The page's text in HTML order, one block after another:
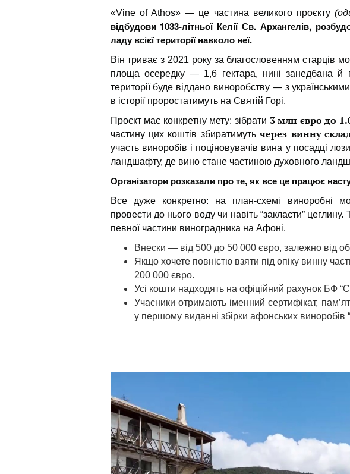
«Vine of Athos» — це частина великого проєкту
відбудови 1033-літньої Келії Св. Архангелів,
ладу всієї території навколо неї.
Він триває з 2021 року за благословенням старців
площа осередку — 1,6 гектара, нині занедбана й
території буде віддано виноробству — з
в історії проростатимуть на Святій Горі.
Проєкт має конкретну мету: зібрати 3 млн євро до
частину цих коштів збиратимутьчерез винну
участь виноробів і поціновувачів вина у посадці
ландшафту, де вино стане частиною духовного
Організатори розказали про те, як все це працює
Все дуже конкретно: на план-схемі виноробні
провести до нього воду чи навіть “закласти”
певної частини виноградника на Афоні.
Внески — від 500 до 50 000 євро, залежно від
Якщо хочете повністю взяти під опіку винну
200 000 євро.
Усі кошти надходять на офіційний рахунок БФ
Учасники отримають іменний сертифікат,
у першому виданні збірки афонських виноробів